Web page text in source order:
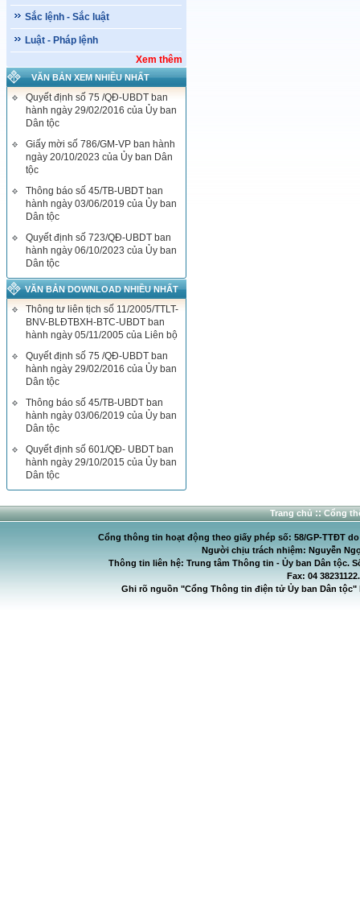
Sắc lệnh - Sắc luật
Luật - Pháp lệnh
Xem thêm
VĂN BẢN XEM NHIỀU NHẤT
Quyết định số 75 /QĐ-UBDT ban
hành ngày 29/02/2016 của Ủy ban
Dân tộc
Giấy mời số 786/GM-VP ban hành
ngày 20/10/2023 của Ủy ban Dân
tộc
Thông báo số 45/TB-UBDT ban
hành ngày 03/06/2019 của Ủy ban
Dân tộc
Quyết định số 723/QĐ-UBDT ban
hành ngày 06/10/2023 của Ủy ban
Dân tộc
VĂN BẢN DOWNLOAD NHIỀU NHẤT
Thông tư liên tịch số 11/2005/TTLT-
BNV-BLĐTBXH-BTC-UBDT ban
hành ngày 05/11/2005 của Liên bộ
Quyết định số 75 /QĐ-UBDT ban
hành ngày 29/02/2016 của Ủy ban
Dân tộc
Thông báo số 45/TB-UBDT ban
hành ngày 03/06/2019 của Ủy ban
Dân tộc
Quyết định số 601/QĐ- UBDT ban
hành ngày 29/10/2015 của Ủy ban
Dân tộc
Trang chủ:: Cổng
Cổng thông tin hoạt động theo giấy phép số: 58/GP-TTĐT
Người chịu trách nhiệm: Nguyễn
Thông tin liên hệ: Trung tâm Thông tin - Ủy ban Dân tộc.
Fax: 04
Ghi rõ nguồn "Cổng Thông tin điện tử Ủy ban Dân